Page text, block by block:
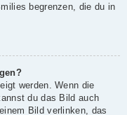
begrenzen, die du in
werden. Wenn die
du das Bild auch
Bild verlinken, das